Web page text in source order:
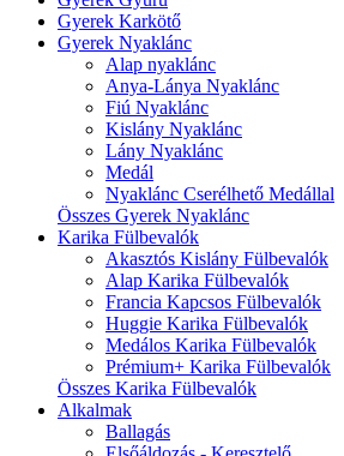
Gyerek Karkötő
Gyerek Nyaklánc
Alap nyaklánc
Anya-Lánya Nyaklánc
Fiú Nyaklánc
Kislány Nyaklánc
Lány Nyaklánc
Medál
Nyaklánc Cserélhető Medállal
Összes Gyerek Nyaklánc
Karika Fülbevalók
Akasztós Kislány Fülbevalók
Alap Karika Fülbevalók
Francia Kapcsos Fülbevalók
Huggie Karika Fülbevalók
Medálos Karika Fülbevalók
Prémium+ Karika Fülbevalók
Összes Karika Fülbevalók
Alkalmak
Ballagás